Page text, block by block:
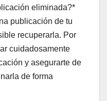
eliminada?*
publicación de tu
recuperarla. Por
cuidadosamente
y asegurarte de
de forma